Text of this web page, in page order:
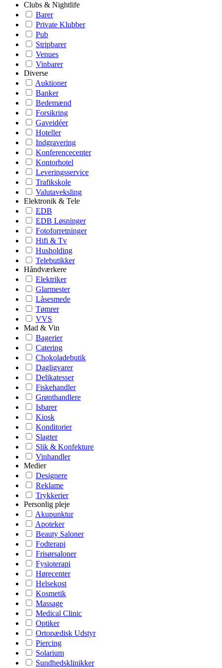
Clubs & Nightlife
Barer
Private Klubber
Pub
Stripbarer
Venues
Vinbarer
Diverse
Auktioner
Banker
Bedemænd
Forsikring
Gaveidéer
Hoteller
Indgravering
Konferencecenter
Kontorhotel
Leveringsservice
Trafikskole
Valutaveksling
Elektronik & Tele
EDB
EDB Løsninger
Fotoforretninger
Hifi & Tv
Husholding
Telebutikker
Håndværkere
Elektriker
Glarmester
Låsesmede
Tømrer
VVS
Mad & Vin
Bagerier
Catering
Chokoladebutik
Dagligvarer
Delikatesser
Fiskehandler
Grønthandlere
Isbarer
Kiosk
Konditorier
Slagter
Slik & Konfekture
Vinhandler
Medier
Designere
Reklame
Trykkerier
Personlig pleje
Akupunktur
Apoteker
Beauty Saloner
Fodterapi
Frisørsaloner
Fysioterapi
Hørecenter
Helsekost
Kosmetik
Massage
Medical Clinic
Optiker
Ortopædisk Udstyr
Piercing
Solarium
Sundhedsklinikker